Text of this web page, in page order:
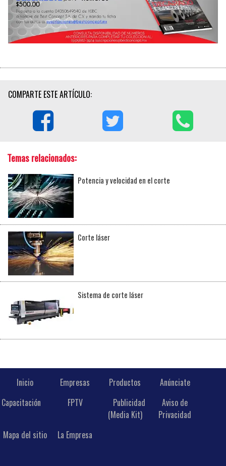
COMPARTE ESTE ARTÍCULO:
Temas relacionados:
Potencia y velocidad en el corte
Corte láser
Sistema de corte láser
Inicio Empresas Productos
Anúnciate
Capacitación
FPTV
Publicidad
(Media Kit)
Aviso de
Privacidad
Mapa del sitio
La Empresa